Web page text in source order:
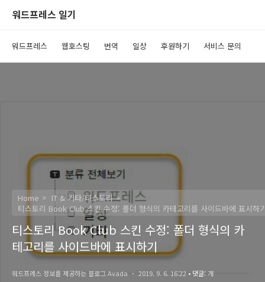
워드프레스 일기
워드프레스 웹호스팅 번역 일상 후원하기 서비스 문의
Home
IT & 기타/티스토리
티스토리 Book Club 스킨 수정: 폴더 형식의 카테고리를 사이드바에 표시하
티스토리 Book Club 스킨 수정: 폴더 형식의 카
테고리를 사이드바에 표시하기
워드프레스 정보를 제공하는 블로그 Avada 2019. 9. 6. 16:22 • 댓글: 개